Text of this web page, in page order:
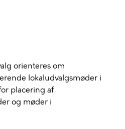
orienteres om
lokaludvalgsmøder i
placering af
og møder i